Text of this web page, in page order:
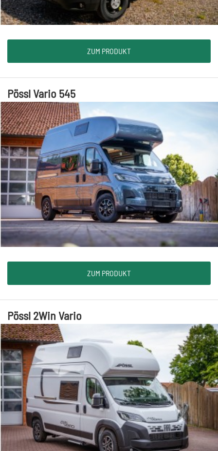
ZUM PRODUKT
Pössl Vario 545
ZUM PRODUKT
Pössl 2Win Vario